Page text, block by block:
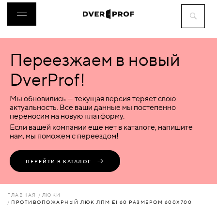
ДВЕРИ
ФУРНИТУРА
ВОРОТА
ПЕРЕГОРОДКИ
Переезжаем в новый
DverProf!
Мы обновились — текущая версия теряет свою
актуальность. Все ваши данные мы постепенно
переносим на новую платформу.
Если вашей компании еще нет в каталоге, напишите
нам, мы поможем с переездом!
ПЕРЕЙТИ В КАТАЛОГ
ГЛАВНАЯ
ЛЮКИ
ПРОТИВОПОЖАРНЫЙ ЛЮК ЛПМ EI 60 РАЗМЕРОМ 600X700